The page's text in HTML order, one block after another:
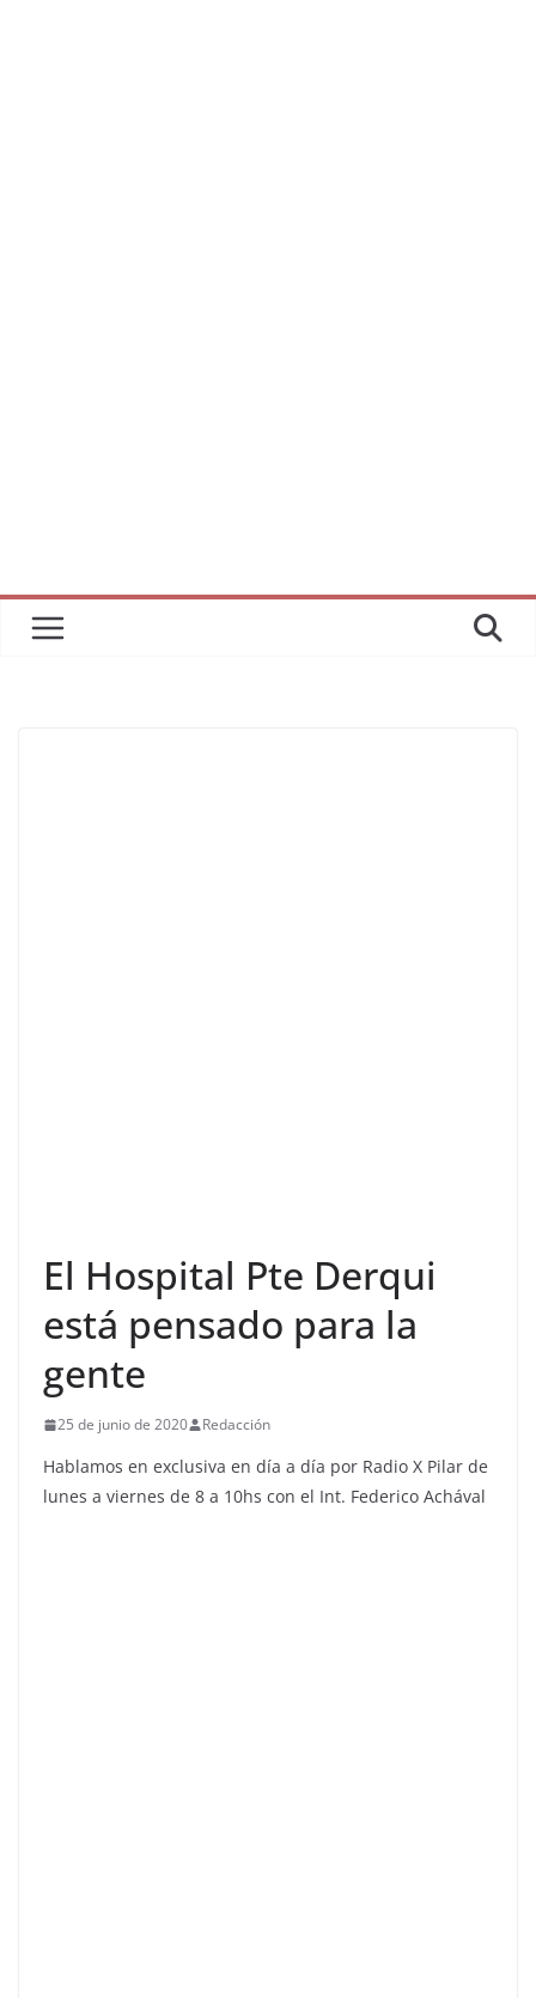
El Hospital Pte Derqui
está pensado para la
gente
25 de junio de 2020 Redacción
Hablamos en exclusiva en día a día por Radio X Pilar de
lunes a viernes de 8 a 10hs con el Int. Federico Achával